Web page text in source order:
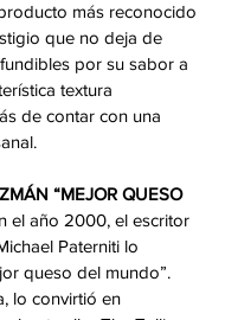
más reconocido
que no deja de
por su sabor a
textura
de contar con una
“MEJOR QUESO
el año 2000, el escritor
Paterniti lo
queso del mundo”.
lo convirtió en